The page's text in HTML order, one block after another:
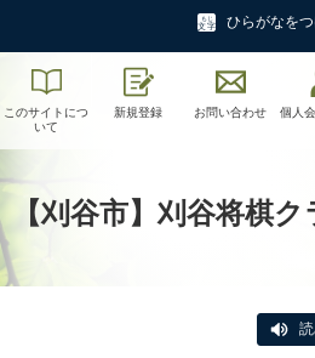
ひらがなを
このサイトにつ
いて
新規登録 お問い合わせ
個人
【刈谷市】刈谷将棋